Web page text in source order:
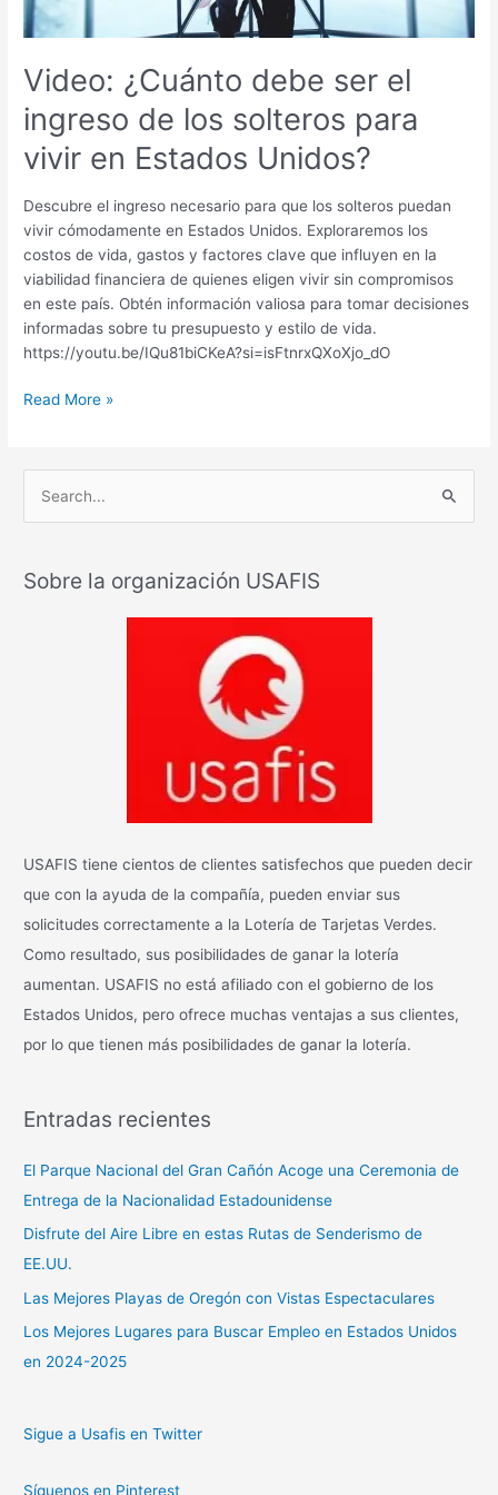
Video: ¿Cuánto debe ser el
ingreso de los solteros para
vivir en Estados Unidos?
Descubre el ingreso necesario para que los solteros puedan
vivir cómodamente en Estados Unidos. Exploraremos los
costos de vida, gastos y factores clave que influyen en la
viabilidad financiera de quienes eligen vivir sin compromisos
en este país. Obtén información valiosa para tomar decisiones
informadas sobre tu presupuesto y estilo de vida.
https://youtu.be/IQu81biCKeA?si=isFtnrxQXoXjo_dO
solteros
para
en
Estados
Unidos?
Read More »
c
Sobre la organización USAFIS
USAFIS tiene cientos de clientes satisfechos que pueden decir
que con la ayuda de la compañía, pueden enviar sus
solicitudes correctamente a la Lotería de Tarjetas Verdes.
Como resultado, sus posibilidades de ganar la lotería
aumentan. USAFIS no está afiliado con el gobierno de los
Estados Unidos, pero ofrece muchas ventajas a sus clientes,
por lo que tienen más posibilidades de ganar la lotería.
Entradas recientes
El Parque Nacional del Gran Cañón Acoge una Ceremonia de
Entrega de la Nacionalidad Estadounidense
Disfrute del Aire Libre en estas Rutas de Senderismo de
EE.UU.
Las Mejores Playas de Oregón con Vistas Espectaculares
Los Mejores Lugares para Buscar Empleo en Estados Unidos
en 2024-2025
Sigue a Usafis en Twitter
Síguenos en Pinterest